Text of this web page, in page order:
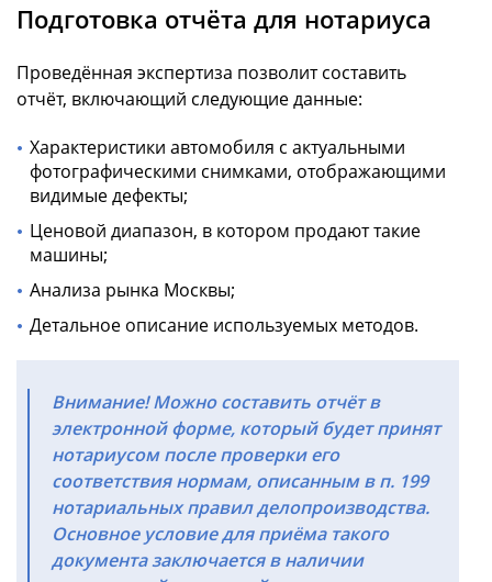
Подготовка отчёта для нотариуса
Проведённая экспертиза позволит составить
отчёт, включающий следующие данные:
Характеристики автомобиля с актуальными
фотографическими снимками, отображающими
видимые дефекты;
Ценовой диапазон, в котором продают такие
машины;
Анализа рынка Москвы;
Детальное описание используемых методов.
Внимание! Можно составить отчёт в
электронной форме, который будет принят
нотариусом после проверки его
соответствия нормам, описанным в п. 199
нотариальных правил делопроизводства.
Основное условие для приёма такого
документа заключается в наличии